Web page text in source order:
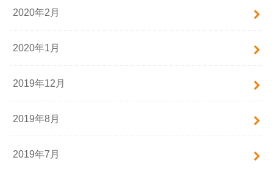
2020年2月
2020年1月
2019年12月
2019年8月
2019年7月